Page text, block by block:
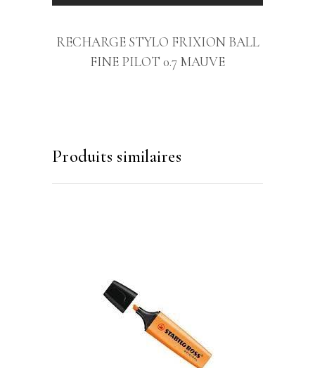
RECHARGE STYLO FRIXION BALL
FINE PILOT 0.7 MAUVE
Produits similaires